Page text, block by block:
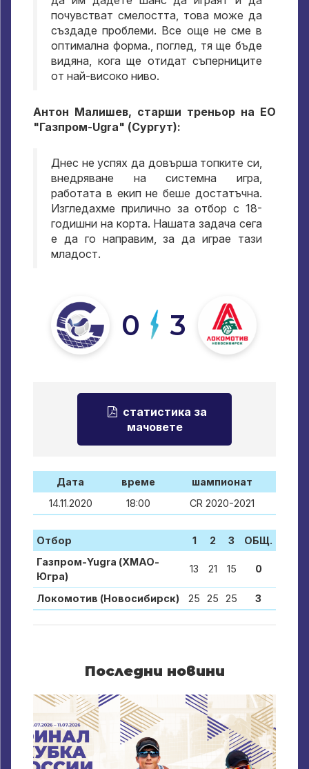
почувстват смелостта, това може да
създаде проблеми. Все още не сме в
оптимална форма., поглед, тя ще бъде
видяна, кога ще отидат съперниците
от най-високо ниво.
Антон Малишев, старши треньор на ЕО
"Газпром-Ugra" (Сургут):
Днес не успях да довърша топките си,
внедряване на системна игра,
работата в екип не беше достатъчна.
Изгледахме прилично за отбор с 18-
годишни на корта. Нашата задача сега
е да го направим, за да играе тази
младост.
0 3
статистика за
мачовете
Дата време
шампионат
14.11.2020
18:00 CR 2020-2021
Отбор 1 2 3
ОБЩ.
Газпром-Yugra (ХМАО-
Югра)
13 21 15 0
Локомотив (Новосибирск) 25 25 25 3
Последни новини